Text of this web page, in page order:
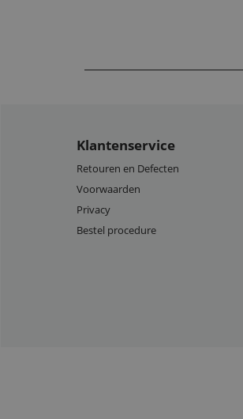
Klantenservice
Retouren en Defecten
Voorwaarden
Privacy
Bestel procedure